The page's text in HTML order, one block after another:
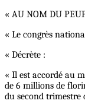
« AU NOM DU
« Le congrès
« Décrète :
« Il est accordé au
de 6 millions de
du second trimestre